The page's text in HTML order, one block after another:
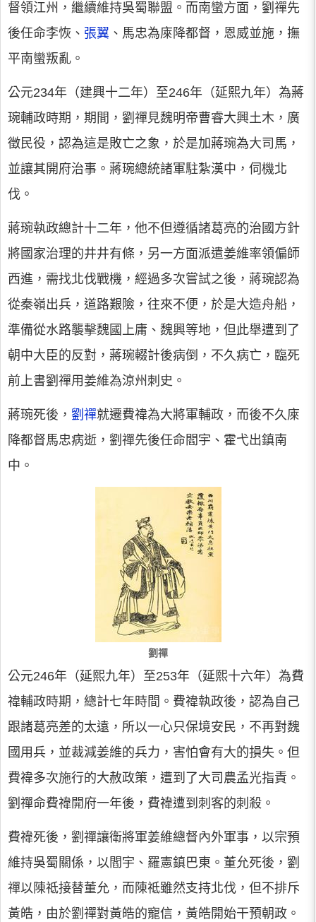
督領江州，繼續維持吳蜀聯盟。而南蠻方面，劉禪先
後任命李恢、 張翼 、馬忠為庲降都督，恩威並施，撫
平南蠻叛亂。
公元234年（建興十二年）至246年（延熙九年）為蔣
琬輔政時期，期間，劉禪見魏明帝曹睿大興土木，廣
徵民役，認為這是敗亡之象，於是加蔣琬為大司馬，
並讓其開府治事。蔣琬總統諸軍駐紮漢中，伺機北
伐。
蔣琬執政總計十二年，他不但遵循諸葛亮的治國方針
將國家治理的井井有條，另一方面派遣姜維率領偏師
西進，需找北伐戰機，經過多次嘗試之後，蔣琬認為
從秦嶺出兵，道路艱險，往來不便，於是大造舟船，
準備從水路襲擊魏國上庸、魏興等地，但此舉遭到了
朝中大臣的反對，蔣琬輟計後病倒，不久病亡，臨死
前上書劉禪用姜維為涼州刺史。
蔣琬死後， 劉禪就遷費禕為大將軍輔政，而後不久庲
降都督馬忠病逝，劉禪先後任命閻宇、霍弋出鎮南
中。
劉禪
公元246年（延熙九年）至253年（延熙十六年）為費
禕輔政時期，總計七年時間。費禕執政後，認為自己
跟諸葛亮差的太遠，所以一心只保境安民，不再對魏
國用兵，並裁減姜維的兵力，害怕會有大的損失。但
費禕多次施行的大赦政策，遭到了大司農孟光指責。
劉禪命費禕開府一年後，費禕遭到刺客的刺殺。
費禕死後，劉禪讓衛將軍姜維總督內外軍事，以宗預
維持吳蜀關係，以閻宇、羅憲鎮巴東。董允死後，劉
禪以陳祗接替董允，而陳祗雖然支持北伐，但不排斥
黃皓，由於劉禪對黃皓的寵信，黃皓開始干預朝政。